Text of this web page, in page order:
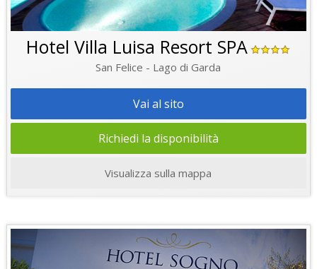
Hotel Villa Luisa Resort SPA
San Felice - Lago di Garda
Vai al sito
Richiedi la disponibilità
Visualizza sulla mappa